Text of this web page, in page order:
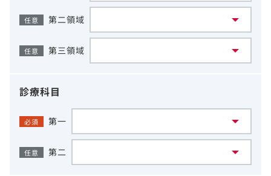
任意 第二領域
任意 第三領域
診療科目
必須 第一
任意 第二